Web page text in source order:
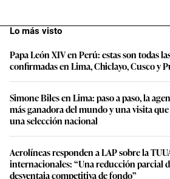
Lo más visto
Papa León XIV en Perú: estas son todas
confirmadas en Lima, Chiclayo, Cusco y
Simone Biles en Lima: paso a paso, la
más ganadora del mundo y una visita
una selección nacional
Aerolíneas responden a LAP sobre la
internacionales: “Una reducción parcial
desventaja competitiva de fondo”